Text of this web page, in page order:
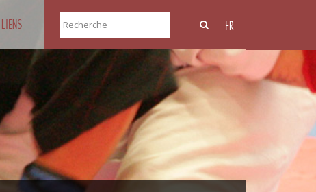
LIENS FR